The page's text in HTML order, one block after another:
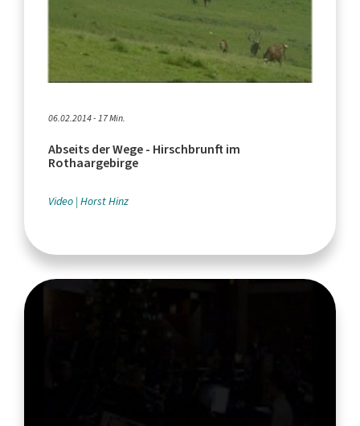
06.02.2014 - 17 Min.
Abseits der Wege - Hirschbrunft im
Rothaargebirge
Video Horst Hinz